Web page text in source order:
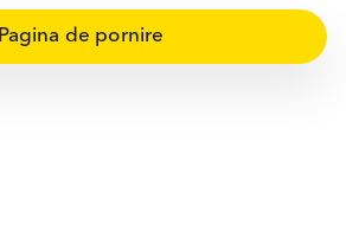
Pagina de pornire